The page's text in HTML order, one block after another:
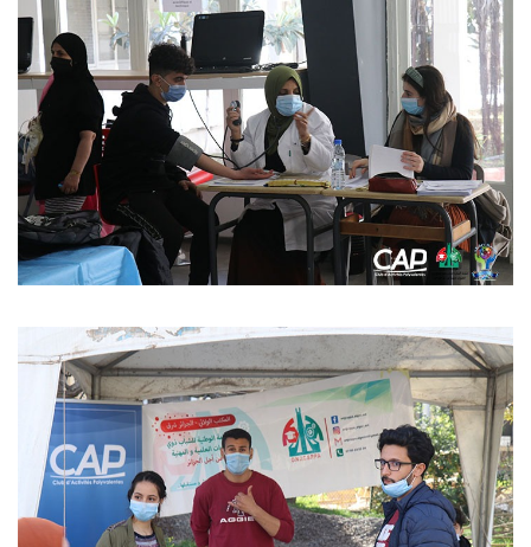
Classes Préparatoires
Programmes Pédagogiques
Formations assurées
Stages
Diplômes
Imprimés des œuvres Sociales
Imprimes de post graduation
Charte de Déontologie et D’éthique Universitaires